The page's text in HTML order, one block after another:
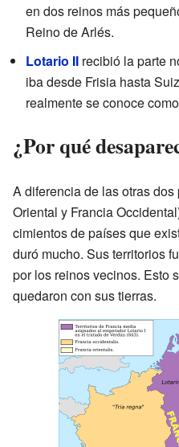
en dos reinos más
Reino de Arlés.
Lotario II recibió la parte
iba desde Frisia hasta
realmente se conoce como
¿Por qué
A diferencia de las otras
Oriental y Francia
cimientos de países que
duró mucho. Sus territorios
por los reinos vecinos. Esto
quedaron con sus tierras.